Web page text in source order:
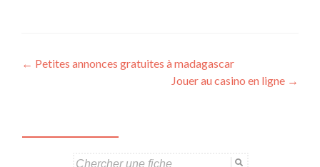
Navigation
← Petites annonces gratuites à madagascar
Jouer au casino en ligne →